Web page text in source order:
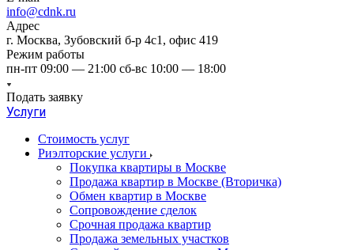
info@cdnk.ru
Адрес
г. Москва, Зубовский б-р 4с1, офис 419
Режим работы
пн-пт 09:00 — 21:00 сб-вс 10:00 — 18:00
Подать заявку
Услуги
Стоимость услуг
Риэлторские услуги
Покупка квартиры в Москве
Продажа квартир в Москве (Вторичка)
Обмен квартир в Москве
Сопровождение сделок
Срочная продажа квартир
Продажа земельных участков